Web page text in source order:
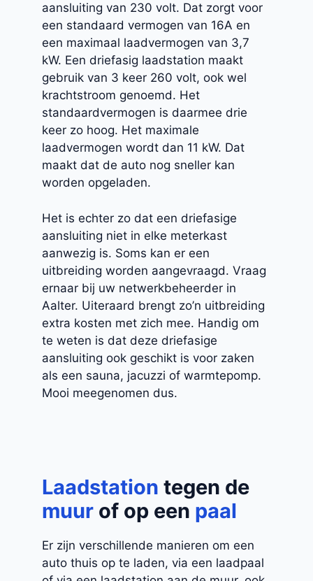
aansluiting van 230 volt. Dat zorgt voor
een standaard vermogen van 16A en
een maximaal laadvermogen van 3,7
kW. Een driefasig laadstation maakt
gebruik van 3 keer 260 volt, ook wel
krachtstroom genoemd. Het
standaardvermogen is daarmee drie
keer zo hoog. Het maximale
laadvermogen wordt dan 11 kW. Dat
maakt dat de auto nog sneller kan
worden opgeladen.
Het is echter zo dat een driefasige
aansluiting niet in elke meterkast
aanwezig is. Soms kan er een
uitbreiding worden aangevraagd. Vraag
ernaar bij uw netwerkbeheerder in
Aalter. Uiteraard brengt zo’n uitbreiding
extra kosten met zich mee. Handig om
te weten is dat deze driefasige
aansluiting ook geschikt is voor zaken
als een sauna, jacuzzi of warmtepomp.
Mooi meegenomen dus.
Laadstation tegen de
muur of op een paal
Er zijn verschillende manieren om een
auto thuis op te laden, via een laadpaal